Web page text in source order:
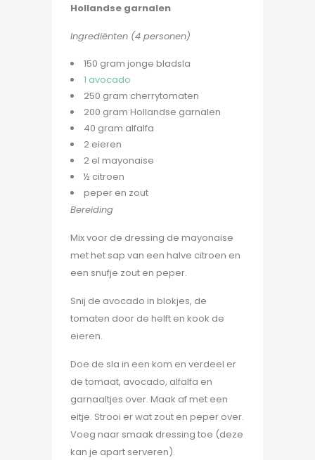
Hollandse garnalen
Ingrediënten (4 personen)
150 gram jonge bladsla
1 avocado
250 gram cherrytomaten
200 gram Hollandse garnalen
40 gram alfalfa
2 eieren
2 el mayonaise
½ citroen
peper en zout
Bereiding
Mix voor de dressing de mayonaise
met het sap van een halve citroen en
een snufje zout en peper.
Snij de avocado in blokjes, de
tomaten door de helft en kook de
eieren.
Doe de sla in een kom en verdeel er
de tomaat, avocado, alfalfa en
garnaaltjes over. Maak af met een
eitje. Strooi er wat zout en peper over.
Voeg naar smaak dressing toe (deze
kan je apart serveren).